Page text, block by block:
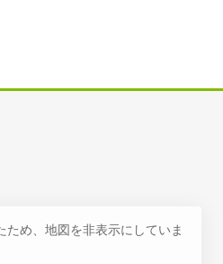
ため、地図を非表示にしていま